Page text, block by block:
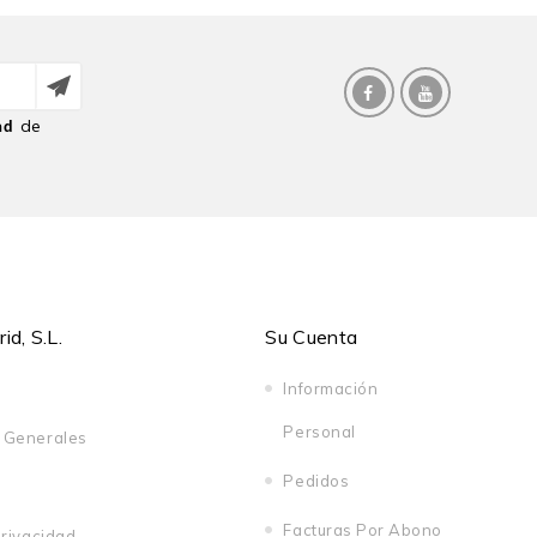
de
S.L. Su Cuenta
Información
Personal
Pedidos
Facturas Por Abono